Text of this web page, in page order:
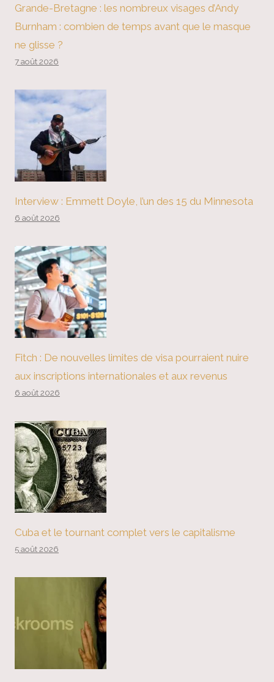
Grande-Bretagne : les nombreux visages d’Andy
Burnham : combien de temps avant que le masque
ne glisse ?
7 août 2026
Interview : Emmett Doyle, l’un des 15 du Minnesota
6 août 2026
Fitch : De nouvelles limites de visa pourraient nuire
aux inscriptions internationales et aux revenus
6 août 2026
Cuba et le tournant complet vers le capitalisme
5 août 2026